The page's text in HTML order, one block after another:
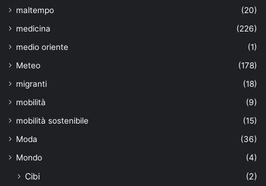
maltempo
(20)
medicina
(226)
medio oriente
(1)
Meteo
(178)
migranti
(18)
mobilità
(9)
mobilità sostenibile
(15)
Moda
(36)
Mondo
(4)
Cibi (2)